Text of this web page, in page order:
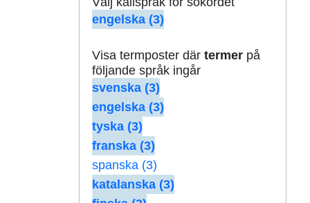
engelska (3)
Visa termposter där termerpå
följande språk ingår
svenska (3)
engelska (3)
tyska (3)
franska (3)
spanska (3)
katalanska (3)